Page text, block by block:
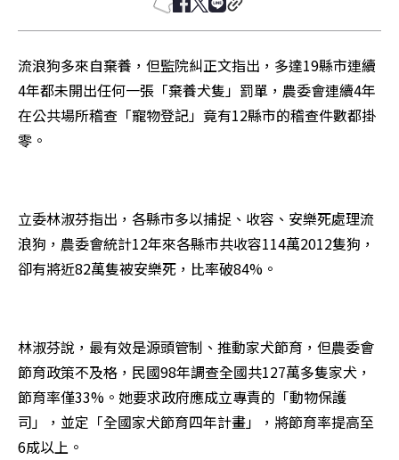
流浪狗多來自棄養，但監院糾正文指出，多達19縣市連續
4年都未開出任何一張「棄養犬隻」罰單，農委會連續4年
在公共場所稽查「寵物登記」竟有12縣市的稽查件數都掛
零。
立委林淑芬指出，各縣市多以捕捉、收容、安樂死處理流
浪狗，農委會統計12年來各縣市共收容114萬2012隻狗，
卻有將近82萬隻被安樂死，比率破84%。
林淑芬說，最有效是源頭管制、推動家犬節育，但農委會
節育政策不及格，民國98年調查全國共127萬多隻家犬，
節育率僅33%。她要求政府應成立專責的「動物保護
司」，並定「全國家犬節育四年計畫」，將節育率提高至
6成以上。